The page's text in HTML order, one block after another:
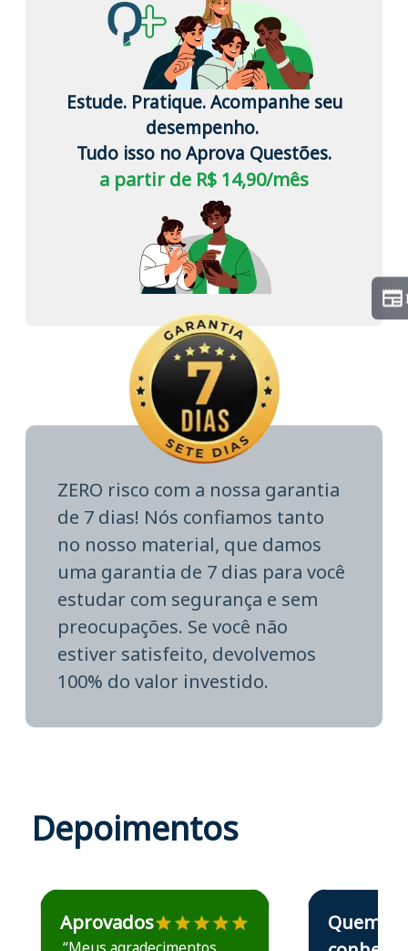
Estude. Pratique. Acompanhe seu
desempenho.
Tudo isso no Aprova Questões.
a partir de R$ 14,90/mês
ZERO risco com a nossa garantia
de 7 dias! Nós confiamos tanto
no nosso material, que damos
uma garantia de 7 dias para você
estudar com segurança e sem
preocupações. Se você não
estiver satisfeito, devolvemos
100% do valor investido.
Depoimentos
Estudante José recomenda o Aprova Concursos em
Aprovados
Estudante Elais
Quem